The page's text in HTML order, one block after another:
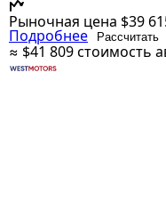
Рыночная цена $39
Подробнее Рассчитать
≈ $41 809стоимость